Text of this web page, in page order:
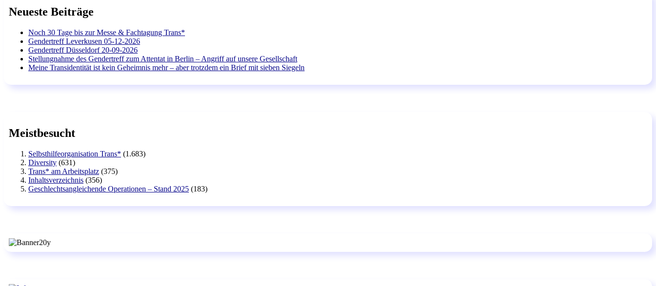
Neueste Beiträge
Noch 30 Tage bis zur Messe & Fachtagung Trans*
Gendertreff Leverkusen 05-12-2026
Gendertreff Düsseldorf 20-09-2026
Stellungnahme des Gendertreff zum Attentat in Berlin – Angriff auf unsere Gesellschaft
Meine Transidentität ist kein Geheimnis mehr – aber trotzdem ein Brief mit sieben Siegeln
Meistbesucht
Selbsthilfeorganisation Trans* (1.683)
Diversity (631)
Trans* am Arbeitsplatz (375)
Inhaltsverzeichnis (356)
Geschlechtsangleichende Operationen – Stand 2025 (183)